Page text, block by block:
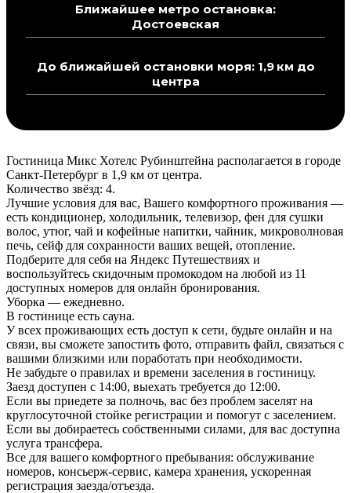
Ближайшее метро остановка:
Достоевская
До ближайшей остановки моря: 1,9 км до
центра
Гостиница Микс Хотелс Рубинштейна располагается в городе
Санкт-Петербург в 1,9 км от центра.
Количество звёзд: 4.
Лучшие условия для вас, Вашего комфортного проживания —
есть кондиционер, холодильник, телевизор, фен для сушки
волос, утюг, чай и кофейные напитки, чайник, микроволновая
печь, сейф для сохранности ваших вещей, отопление.
Подберите для себя на Яндекс Путешествиях и
воспользуйтесь скидочным промокодом на любой из 11
доступных номеров для онлайн бронирования.
Уборка — ежедневно.
В гостинице есть сауна.
У всех проживающих есть доступ к сети, будьте онлайн и на
связи, вы сможете запостить фото, отправить файл, связаться с
вашими близкими или поработать при необходимости.
Не забудьте о правилах и времени заселения в гостиницу.
Заезд доступен с 14:00, выехать требуется до 12:00.
Если вы приедете за полночь, вас без проблем заселят на
круглосуточной стойке регистрации и помогут с заселением.
Если вы добираетесь собственными силами, для вас доступна
услуга трансфера.
Все для вашего комфортного пребывания: обслуживание
номеров, консьерж-сервис, камера хранения, ускоренная
регистрация заезда/отъезда.